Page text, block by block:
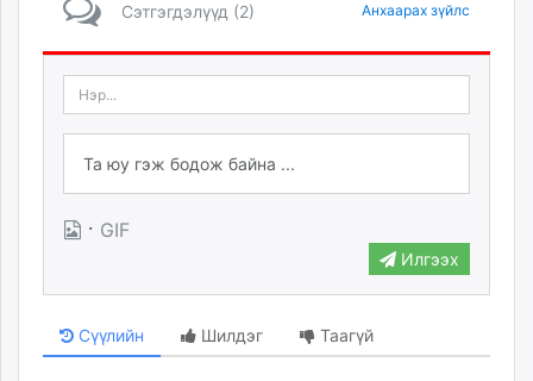
Сэтгэгдэлүүд (2) Анхаарах зүйлс
· GIF
Илгээх
Сүүлийн Шилдэг Таагүй